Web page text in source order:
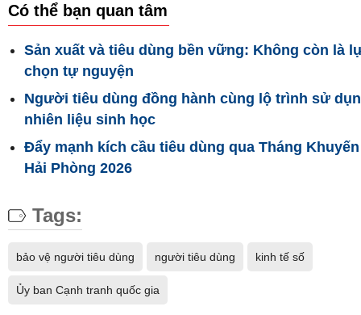
Có thể bạn quan tâm
Sản xuất và tiêu dùng bền vững: Không còn là
chọn tự nguyện
Người tiêu dùng đồng hành cùng lộ trình sử
nhiên liệu sinh học
Đẩy mạnh kích cầu tiêu dùng qua Tháng
Hải Phòng 2026
Tags:
bảo vệ người tiêu dùng người tiêu dùng kinh tế số
Ủy ban Cạnh tranh quốc gia